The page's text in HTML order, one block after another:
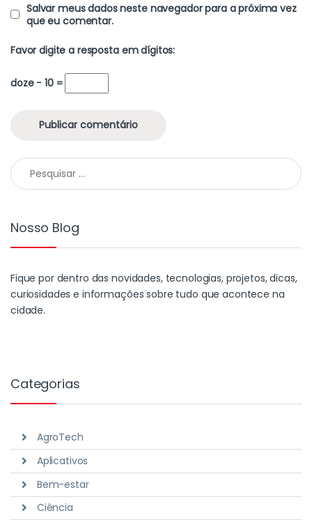
Salvar meus dados neste navegador para a próxima vez
que eu comentar.
Favor digite a resposta em dígitos:
doze − 10 =
Nosso Blog
Fique por dentro das novidades, tecnologias, projetos, dicas,
curiosidades e informações sobre tudo que acontece na
cidade.
Categorias
AgroTech
Aplicativos
Bem-estar
Ciência